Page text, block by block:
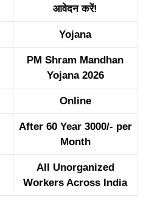
आवेदन करें!
Yojana
PM Shram Mandhan
Yojana 2026
Online
After 60 Year 3000/- per
Month
All Unorganized
Workers Across India